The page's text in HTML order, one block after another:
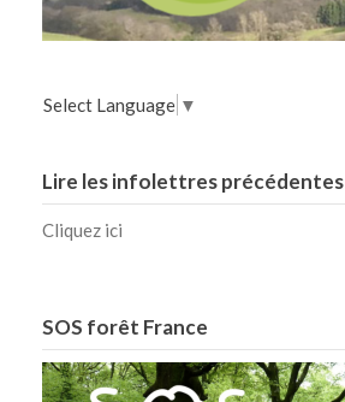
Select Language ▼
Lire les infolettres précédentes
Cliquez ici
SOS forêt France